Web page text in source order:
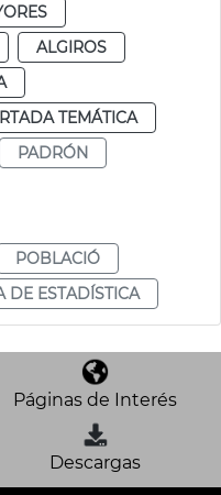
ALGIROS
TEMÁTICA
PADRÓN
POBLACIÓ
DE ESTADÍSTICA
Páginas de Interés
Descargas